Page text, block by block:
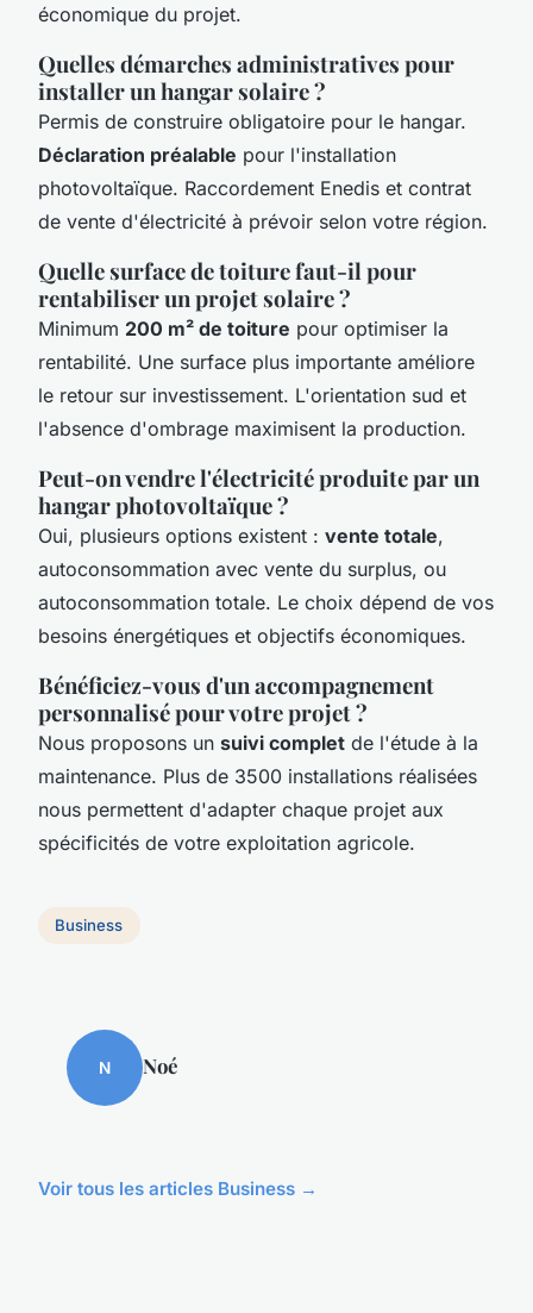
économique du projet.
Quelles démarches administratives pour
installer un hangar solaire ?
Permis de construire obligatoire pour le hangar.
Déclaration préalable pour l'installation
photovoltaïque. Raccordement Enedis et contrat
de vente d'électricité à prévoir selon votre région.
Quelle surface de toiture faut-il pour
rentabiliser un projet solaire ?
Minimum 200 m² de toiture pour optimiser la
rentabilité. Une surface plus importante améliore
le retour sur investissement. L'orientation sud et
l'absence d'ombrage maximisent la production.
Peut-on vendre l'électricité produite par un
hangar photovoltaïque ?
Oui, plusieurs options existent : vente totale,
autoconsommation avec vente du surplus, ou
autoconsommation totale. Le choix dépend de vos
besoins énergétiques et objectifs économiques.
Bénéficiez-vous d'un accompagnement
personnalisé pour votre projet ?
Nous proposons un suivi complet de l'étude à la
maintenance. Plus de 3500 installations réalisées
nous permettent d'adapter chaque projet aux
spécificités de votre exploitation agricole.
Business
N Noé
Voir tous les articles Business →